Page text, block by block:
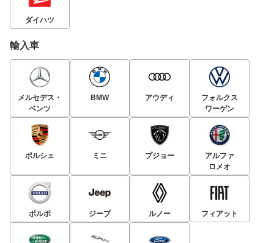
ダイハツ
輸入車
メルセデス・
ベンツ
BMW アウディ
フォルクス
ワーゲン
ポルシェ ミニ プジョー
アルファ
ロメオ
ボルボ ジープ ルノー フィアット